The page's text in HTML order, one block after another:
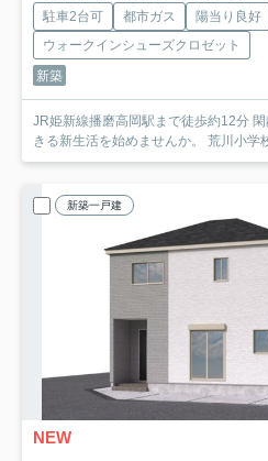
駐車2台可 都市ガス 陽当り良好
ウォークインシューズクロゼット
新築
JR姫新線播磨高岡駅まで徒歩約12分
きる新生活を始めませんか。 荒川小学
新築一戸建
NEW